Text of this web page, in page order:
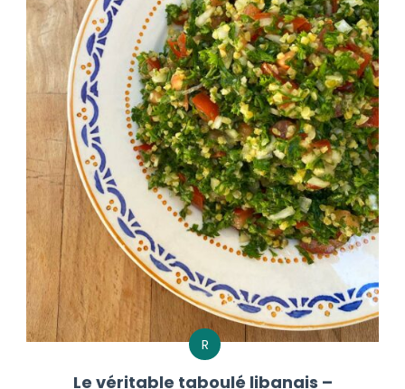
R
Le véritable taboulé libanais –